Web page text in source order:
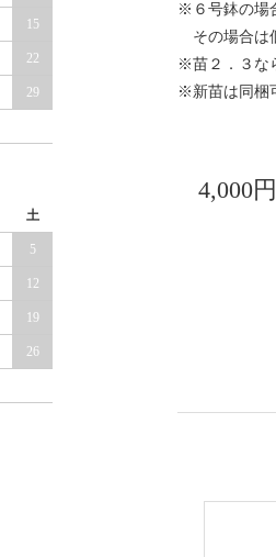
15
22
29
土
5
12
19
26
※６号鉢の場
その場合は
※苗２．３な
※新苗は同梱
4,000